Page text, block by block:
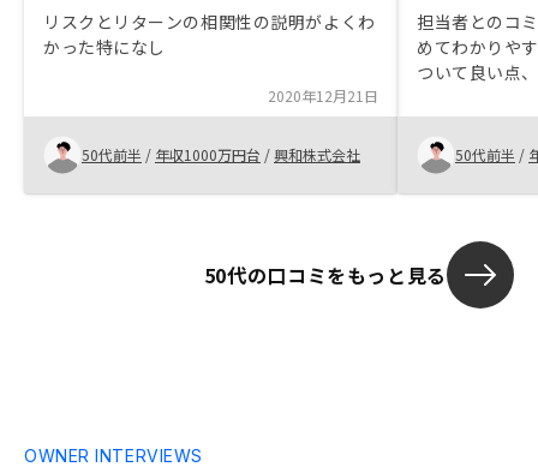
リスクとリターンの相関性の説明がよくわ
かった特になし
2020年12月21日
50代前半 / 年収1000万円台 /興和株式会社
担当者とのコ
めてわかりや
ついて良い点
できた。10ー
セスできるよ
50代前半 /
50代の口コミをもっと見る
OWNER INTERVIEWS